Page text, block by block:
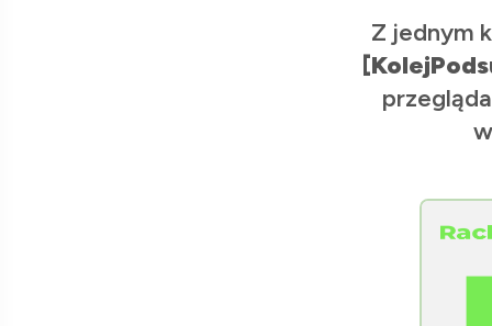
Z jednym